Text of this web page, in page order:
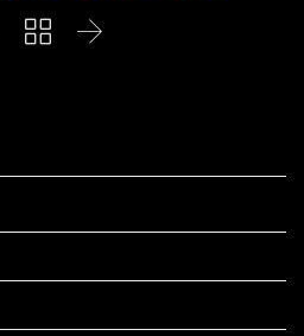
 